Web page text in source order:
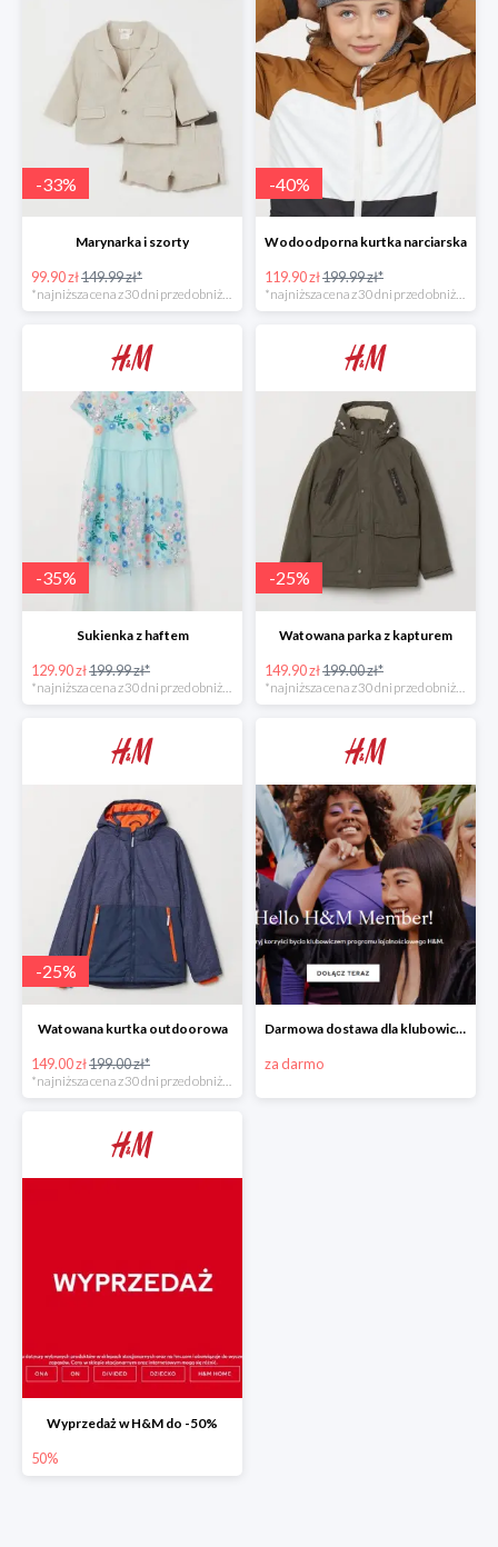
-33%
Marynarka i szorty
99.90 zł149.99 zł*
-40%
Wodoodporna kurtka narciarska
119.90 zł199.99 zł*
-35%
Sukienka z haftem
129.90 zł199.99 zł*
-25%
Watowana parka z kapturem
149.90 zł199.00 zł*
-25%
Watowana kurtka outdoorowa
149.00 zł199.00 zł*
*najniższa cena z 30 dni przed obniżką
Darmowa dostawa dla klubowiczów od 70 zł w H&M
za darmo
Wyprzedaż w H&M do -50%
50%